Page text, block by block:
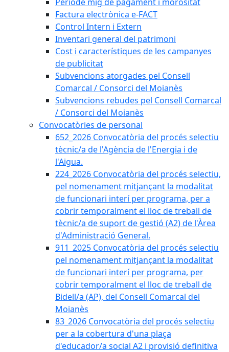
Factura electrònica e-FACT
Control Intern i Extern
Inventari general del patrimoni
Cost i característiques de les campanyes
de publicitat
Subvencions atorgades pel Consell
Comarcal / Consorci del Moianès
Subvencions rebudes pel Consell Comarcal
/ Consorci del Moianès
Convocatòries de personal
652_2026 Convocatòria del procés selectiu
tècnic/a de l'Agència de l'Energia i de
l'Aigua.
224_2026 Convocatòria del procés selectiu,
pel nomenament mitjançant la modalitat
de funcionari interí per programa, per a
cobrir temporalment el lloc de treball de
tècnic/a de suport de gestió (A2) de l'Àrea
d'Administració General.
911_2025 Convocatòria del procés selectiu
pel nomenament mitjançant la modalitat
de funcionari interí per programa, per
cobrir temporalment el lloc de treball de
Bidell/a (AP), del Consell Comarcal del
Moianès
83_2026 Convocatòria del procés selectiu
per a la cobertura d'una plaça
d'educador/a social A2 i provisió definitiva